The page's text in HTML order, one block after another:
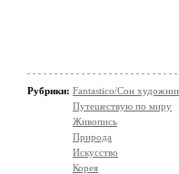
Рубрики: Fantastico/Сон
Путешествую по миру
Живопись
Природа
Искусство
Корея